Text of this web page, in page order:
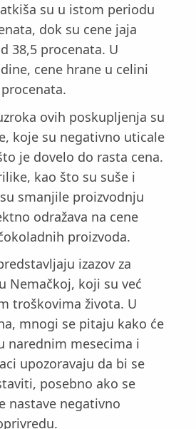
su u istom periodu
dok su cene jaja
38,5 procenata. U
cene hrane u celini
ovih poskupljenja su
koje su negativno uticale
je dovelo do rasta cena.
kao što su suše i
smanjile proizvodnju
odražava na cene
proizvoda.
izazov za
Nemačkoj, koji su već
troškovima života. U
mnogi se pitaju kako će
narednim mesecima i
upozoravaju da bi se
posebno ako se
nastave negativno